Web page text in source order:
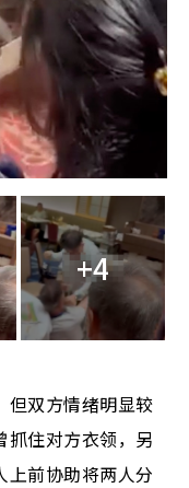
+4
但双方情绪明显较
抓住对方衣领，另
上前协助将两人分